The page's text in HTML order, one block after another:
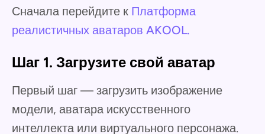
Сначала перейдите к Платформа
реалистичных аватаров AKOOL.
Шаг 1. Загрузите свой аватар
Первый шаг — загрузить изображение
модели, аватара искусственного
интеллекта или виртуального персонажа.